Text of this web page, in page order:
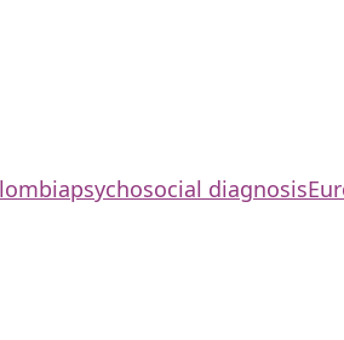
psychosocial diagnosis